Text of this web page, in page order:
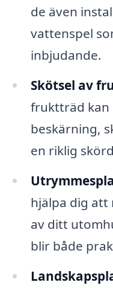
de även
vattenspel
inbjudande.
Skötsel av
fruktträd kan
beskärning,
en riklig
hjälpa dig att
av ditt
blir både